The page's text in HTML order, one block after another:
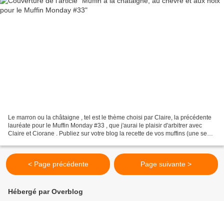
Le marron ou la châtaigne , tel est le thème choisi par Claire, la précédente
lauréate pour le Muffin Monday #33 , que j'aurai le plaisir d'arbitrer avec
Claire et Ciorane . Publiez sur votre blog la recette de vos muffins (une seule
< Page précédente Page suivante >
Hébergé par Overblog